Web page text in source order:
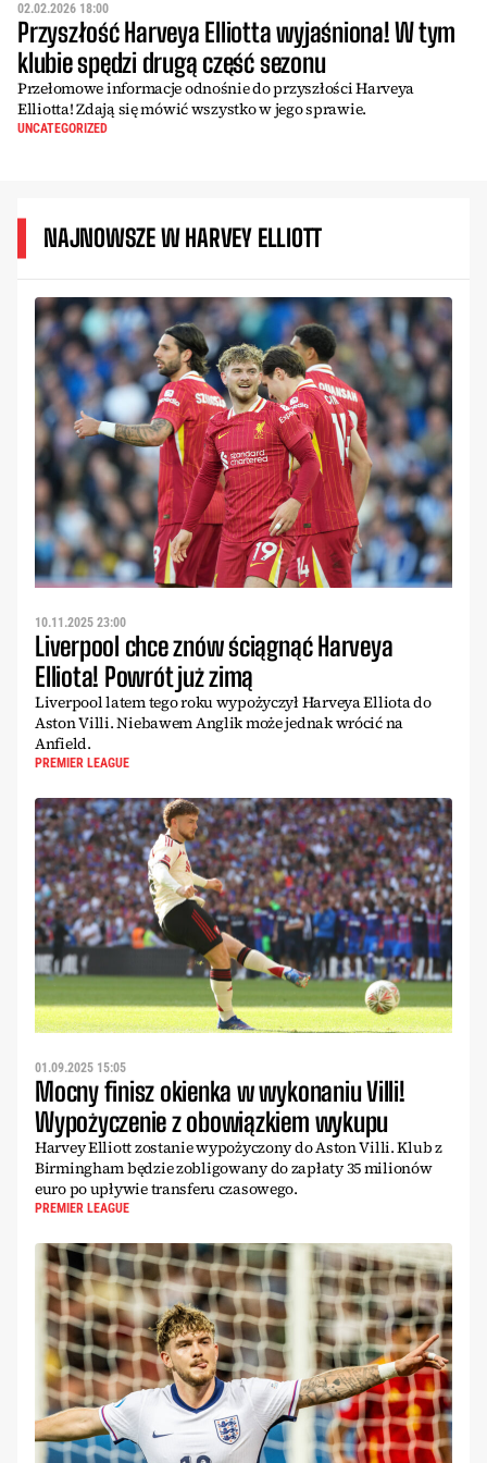
02.02.2026 18:00
Przyszłość Harveya Elliotta wyjaśniona! W tym
klubie spędzi drugą część sezonu
Przełomowe informacje odnośnie do przyszłości Harveya
Elliotta! Zdają się mówić wszystko w jego sprawie.
UNCATEGORIZED
NAJNOWSZE W HARVEY ELLIOTT
10.11.2025 23:00
Liverpool chce znów ściągnąć Harveya
Elliota! Powrót już zimą
Liverpool latem tego roku wypożyczył Harveya Elliota do
Aston Villi. Niebawem Anglik może jednak wrócić na
Anfield.
PREMIER LEAGUE
01.09.2025 15:05
Mocny finisz okienka w wykonaniu Villi!
Wypożyczenie z obowiązkiem wykupu
Harvey Elliott zostanie wypożyczony do Aston Villi. Klub z
Birmingham będzie zobligowany do zapłaty 35 milionów
euro po upływie transferu czasowego.
PREMIER LEAGUE